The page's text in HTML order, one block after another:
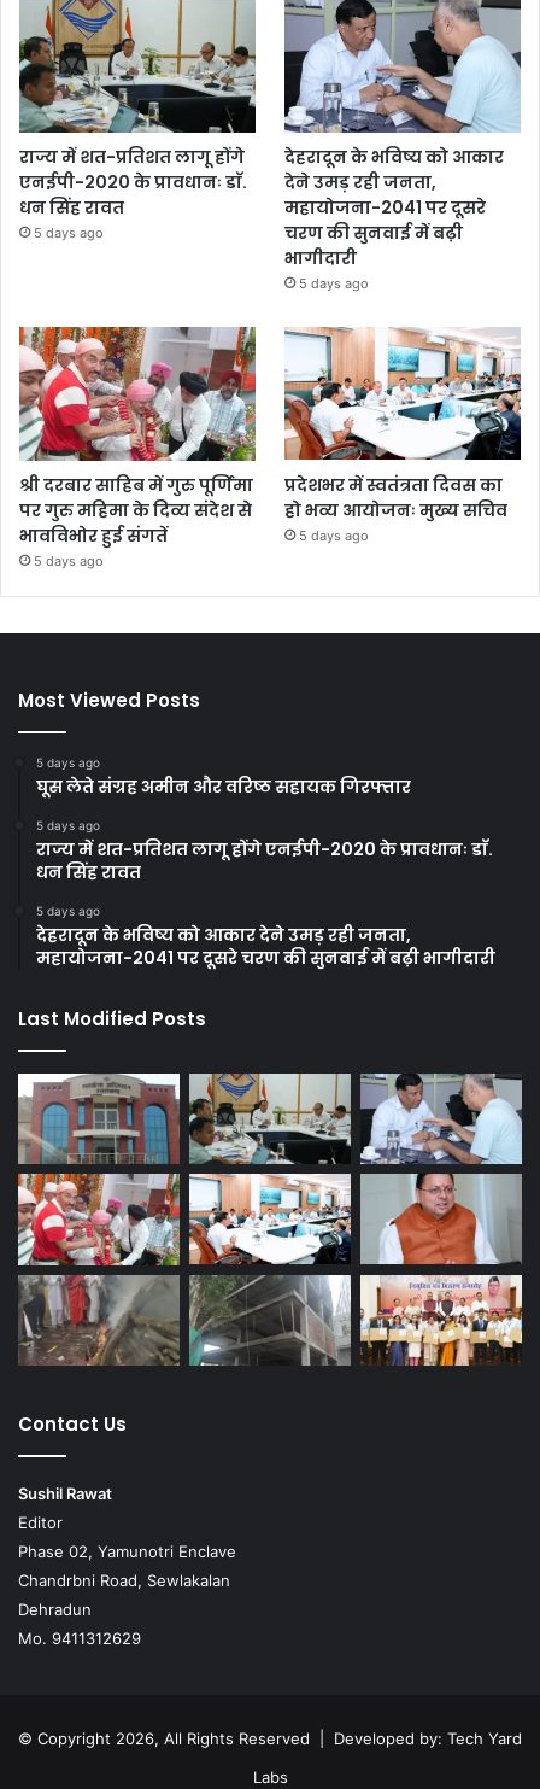
राज्य में शत-प्रतिशत लागू होंगे
एनईपी-2020 के प्रावधानः डाॅ.
धन सिंह रावत
5 days ago
देहरादून के भविष्य को आकार
देने उमड़ रही जनता,
महायोजना-2041 पर दूसरे
चरण की सुनवाई में बढ़ी
भागीदारी
5 days ago
श्री दरबार साहिब में गुरु पूर्णिमा
पर गुरु महिमा के दिव्य संदेश से
भावविभोर हुई संगतें
5 days ago
प्रदेशभर में स्वतंत्रता दिवस का
हो भव्य आयोजनः मुख्य सचिव
5 days ago
Most Viewed Posts
5 days ago
घूस लेते संग्रह अमीन और वरिष्ठ सहायक गिरफ्तार
5 days ago
राज्य में शत-प्रतिशत लागू होंगे एनईपी-2020 के प्रावधानः डाॅ.
धन सिंह रावत
5 days ago
देहरादून के भविष्य को आकार देने उमड़ रही जनता,
महायोजना-2041 पर दूसरे चरण की सुनवाई में बढ़ी भागीदारी
Last Modified Posts
Contact Us
Sushil Rawat
Editor
Phase 02, Yamunotri Enclave
Chandrbni Road, Sewlakalan
Dehradun
Mo. 9411312629
© Copyright 2026, All Rights Reserved | Developed by: Tech Yard
Labs